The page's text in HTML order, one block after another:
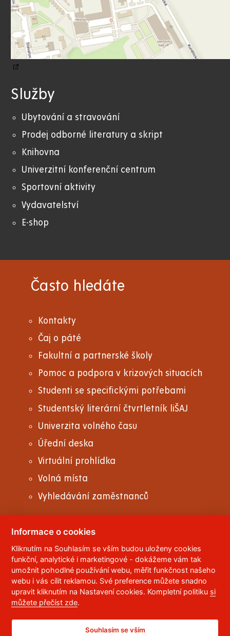
Služby
Ubytování a stravování
Prodej odborné literatury a skript
Knihovna
Univerzitní konferenční centrum
Sportovní aktivity
Vydavatelství
E-shop
Často hledáte
Kontakty
Čaj o páté
Fakultní a partnerské školy
Pomoc a podpora v krizových situacích
Studenti se specifickými potřebami
Studentský literární čtvrtletník liŠAJ
Univerzita volného času
Úřední deska
Virtuální prohlídka
Volná místa
Vyhledávání zaměstnanců
© 2023 Univerzita Pardubice,Studentská 95
532 10 Pardubice 2
Telefon: 466 036 111, 466 036 112, 466 036 113
Správce webu ,RSS
Prohlášení o přístupnosti
Informace o cookies
Kliknutím na Souhlasím se vším budou uloženy cookies
funkční, analytické i marketingové - dokážeme vám tak
umožnit pohodlné používání webu, měřit funkčnost našeho
webu i vás cílit reklamou. Své preference můžete snadno
upravit kliknutím na Nastavení cookies. Kompletní politiku si
můžete přečíst zde.
Souhlasím se vším